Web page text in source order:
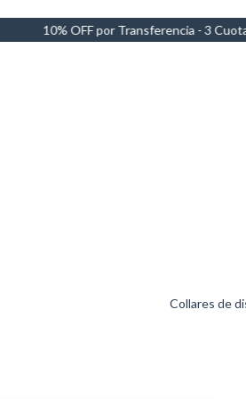
sin intereses - Envío GRATIS en
Collares de